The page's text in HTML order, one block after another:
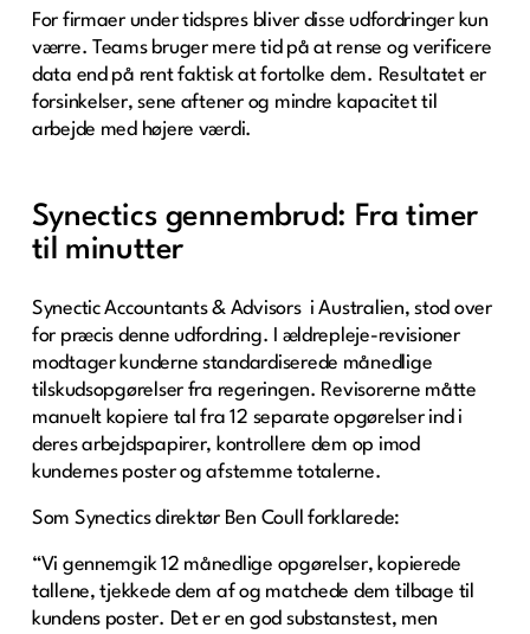
For firmaer under tidspres bliver disse udfordringer kun
værre. Teams bruger mere tid på at rense og verificere
data end på rent faktisk at fortolke dem. Resultatet er
forsinkelser, sene aftener og mindre kapacitet til
arbejde med højere værdi.
Synectics gennembrud: Fra timer
til minutter
Synectic Accountants & Advisors i Australien, stod over
for præcis denne udfordring. I ældrepleje-revisioner
modtager kunderne standardiserede månedlige
tilskudsopgørelser fra regeringen. Revisorerne måtte
manuelt kopiere tal fra 12 separate opgørelser ind i
deres arbejdspapirer, kontrollere dem op imod
kundernes poster og afstemme totalerne.
Som Synectics direktør Ben Coull forklarede:
“Vi gennemgik 12 månedlige opgørelser, kopierede
tallene, tjekkede dem af og matchede dem tilbage til
kundens poster. Det er en god substans­test, men